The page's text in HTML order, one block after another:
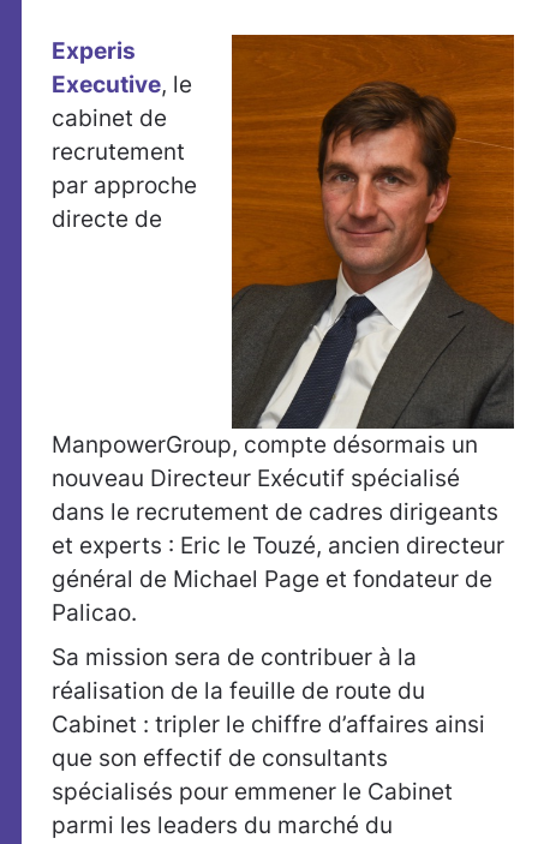
Experis
Executive, le
cabinet de
recrutement
par approche
directe de
ManpowerGroup, compte désormais un
nouveau Directeur Exécutif spécialisé
dans le recrutement de cadres dirigeants
et experts : Eric le Touzé, ancien directeur
général de Michael Page et fondateur de
Palicao.
Sa mission sera de contribuer à la
réalisation de la feuille de route du
Cabinet : tripler le chiffre d’affaires ainsi
que son effectif de consultants
spécialisés pour emmener le Cabinet
parmi les leaders du marché du